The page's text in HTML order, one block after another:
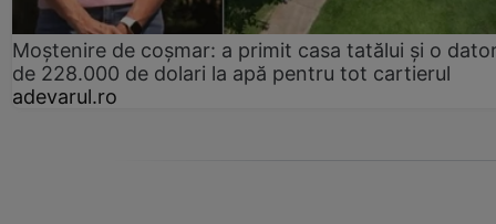
Moștenire de coșmar: a primit casa tatălui și o
de 228.000 de dolari la apă pentru tot cartierul
adevarul.ro